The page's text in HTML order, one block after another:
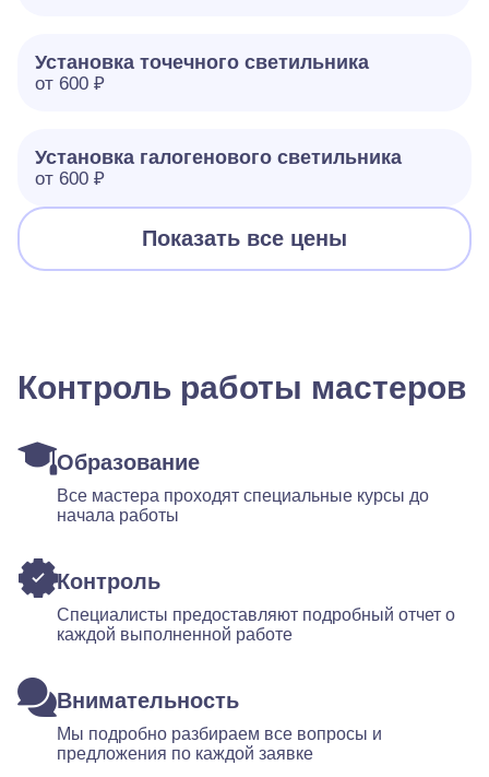
Установка точечного светильника
от 600 ₽
Установка галогенового светильника
от 600 ₽
Показать все цены
Контроль работы мастеров
Образование
Все мастера проходят специальные курсы до
начала работы
Контроль
Специалисты предоставляют подробный отчет о
каждой выполненной работе
Внимательность
Мы подробно разбираем все вопросы и
предложения по каждой заявке